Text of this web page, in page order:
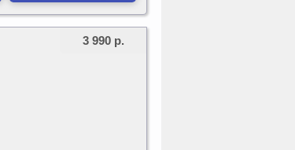
3 990 р.